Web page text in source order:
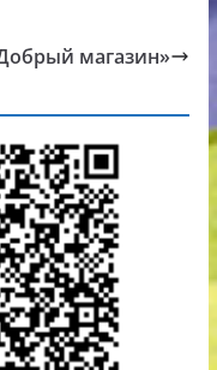
магазин»